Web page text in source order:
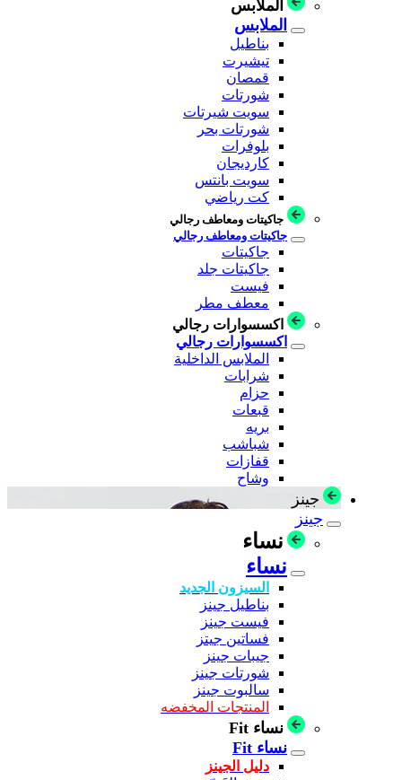
الملابس
الملابس
بناطيل
تيشيرت
قمصان
شورتات
سويت شيرتات
شورتات بحر
بلوفرات
كارديجان
سويت بانتس
كت رياضي
جاكيتات ومعاطف رجالي
جاكيتات ومعاطف رجالي
جاكيتات
جاكيتات جلد
فيست
معطف مطر
اكسسوارات رجالي
اكسسوارات رجالي
الملابس الداخلية
شرابات
حزام
قبعات
بريه
شباشب
قفازات
وشاح
جينز
جينز
نساء
نساء
السيزون الجديد
بناطيل جينز
فيست جينز
فساتين جيتز
جيبات جينز
شورتات جينز
سالبوت جينز
المنتجات المخفضه
نساء Fit
نساء Fit
دليل الجينز